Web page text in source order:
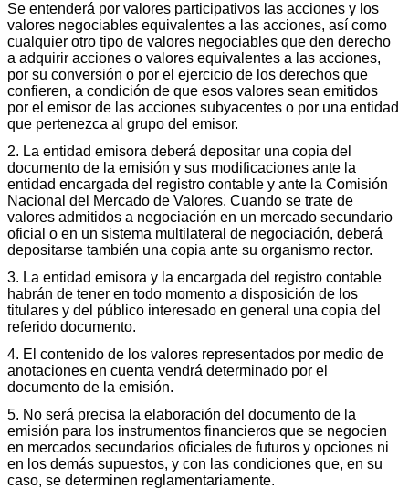
Se entenderá por valores participativos las acciones y los
valores negociables equivalentes a las acciones, así como
cualquier otro tipo de valores negociables que den derecho
a adquirir acciones o valores equivalentes a las acciones,
por su conversión o por el ejercicio de los derechos que
confieren, a condición de que esos valores sean emitidos
por el emisor de las acciones subyacentes o por una entidad
que pertenezca al grupo del emisor.
2. La entidad emisora deberá depositar una copia del
documento de la emisión y sus modificaciones ante la
entidad encargada del registro contable y ante la Comisión
Nacional del Mercado de Valores. Cuando se trate de
valores admitidos a negociación en un mercado secundario
oficial o en un sistema multilateral de negociación, deberá
depositarse también una copia ante su organismo rector.
3. La entidad emisora y la encargada del registro contable
habrán de tener en todo momento a disposición de los
titulares y del público interesado en general una copia del
referido documento.
4. El contenido de los valores representados por medio de
anotaciones en cuenta vendrá determinado por el
documento de la emisión.
5. No será precisa la elaboración del documento de la
emisión para los instrumentos financieros que se negocien
en mercados secundarios oficiales de futuros y opciones ni
en los demás supuestos, y con las condiciones que, en su
caso, se determinen reglamentariamente.